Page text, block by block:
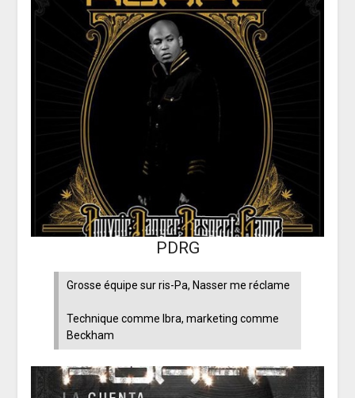
PDRG
Grosse équipe sur ris-Pa, Nasser me réclame
Technique comme Ibra, marketing comme
Beckham